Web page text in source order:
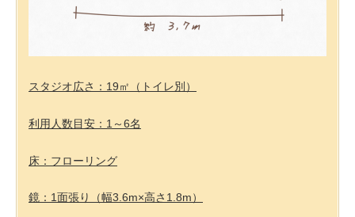
スタジオ広さ：19㎡（トイレ別）
利用人数目安：1～6名
床：フローリング
鏡：1面張り（幅3.6m×高さ1.8m）